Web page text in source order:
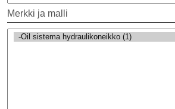
Merkki ja malli